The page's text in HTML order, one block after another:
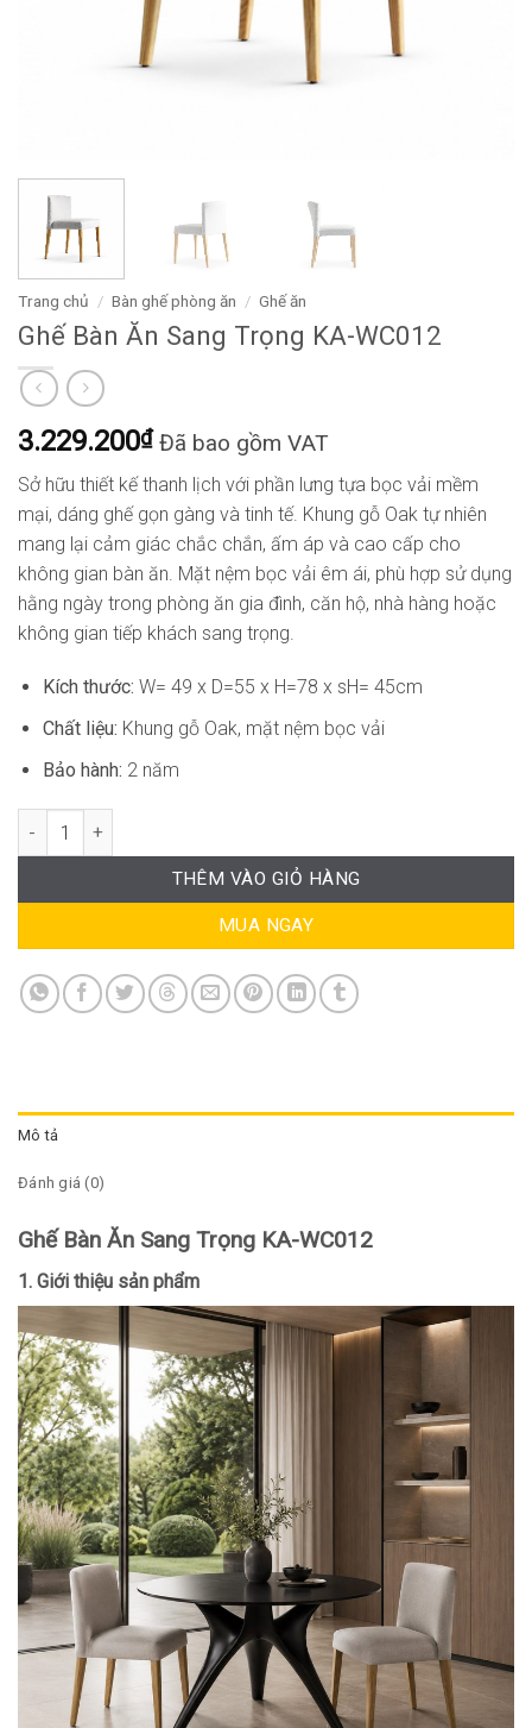
Trang chủ / Bàn ghế phòng ăn / Ghế ăn
Ghế Bàn Ăn Sang Trọng KA-WC012
3.229.200₫ Đã bao gồm VAT
Sở hữu thiết kế thanh lịch với phần lưng tựa bọc vải mềm
mại, dáng ghế gọn gàng và tinh tế. Khung gỗ Oak tự nhiên
mang lại cảm giác chắc chắn, ấm áp và cao cấp cho
không gian bàn ăn. Mặt nệm bọc vải êm ái, phù hợp sử dụng
hằng ngày trong phòng ăn gia đình, căn hộ, nhà hàng hoặc
không gian tiếp khách sang trọng.
Kích thước: W= 49 x D=55 x H=78 x sH= 45cm
Chất liệu: Khung gỗ Oak, mặt nệm bọc vải
Bảo hành: 2 năm
Ghế Bàn Ăn Sang Trọng KA-WC012 số lượng
THÊM VÀO GIỎ HÀNG
MUA NGAY
Mô tả
Đánh giá (0)
Ghế Bàn Ăn Sang Trọng KA-WC012
1. Giới thiệu sản phẩm